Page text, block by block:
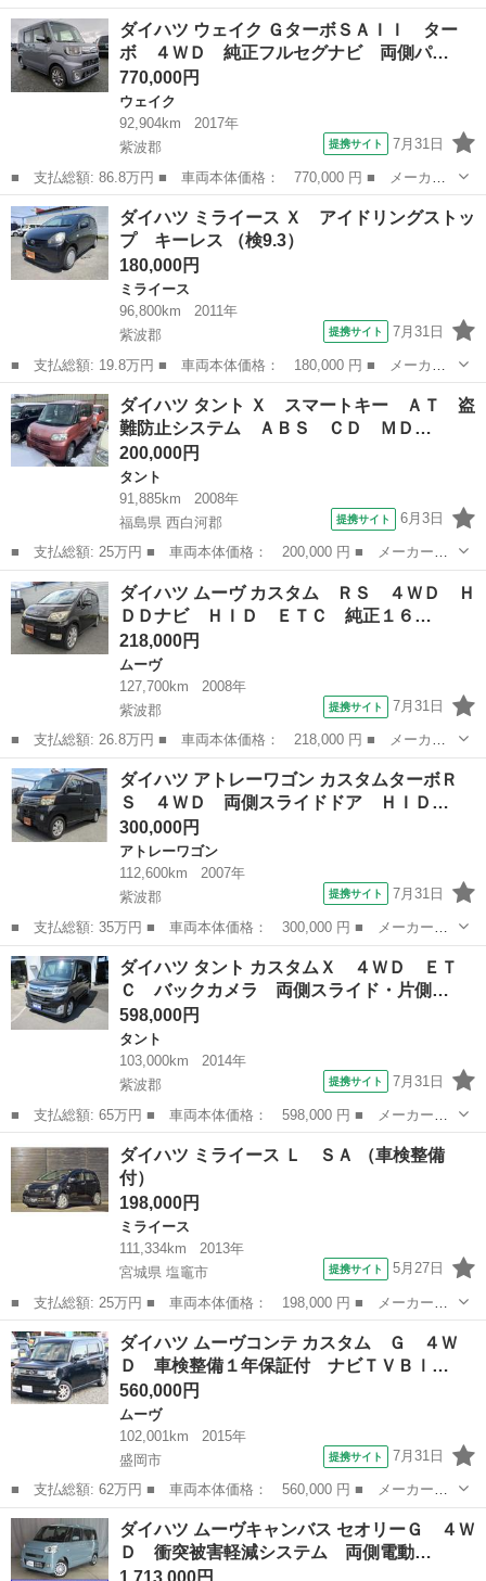
ー名： ダイハツ ■ 車種名： ハイゼットカーゴ ■ グレード
名： クルーズターボ 衝突被害軽減ブレーキ アイドリングストッ
プ パートタ...
岩手 盛岡市 ハイゼット
ダイハツ ウェイク ＧターボＳＡＩＩ ター
ボ ４ＷＤ 純正フルセグナビ 両側パ…
770,000円
ウェイク
92,904km
2017年
紫波郡
提携サイト 7月31日
■ 支払総額: 86.8万円 ■ 車両本体価格： 770,000 円 ■ メーカー
名： ダイハツ ■ 車種名： ウェイク ■ グレード名： Ｇターボ
ＳＡＩＩ ターボ ４ＷＤ 純正フルセグナビ 両側パワスラ ＥＴ
Ｃ 禁煙車 ...
岩手 紫波郡 ウェイク
ダイハツ ミライース Ｘ アイドリングストッ
プ キーレス （検9.3）
180,000円
ミライース
96,800km
2011年
紫波郡
提携サイト 7月31日
■ 支払総額: 19.8万円 ■ 車両本体価格： 180,000 円 ■ メーカー
名： ダイハツ ■ 車種名： ミライース ■ グレード名： Ｘ ア
イドリングストップ キーレス ■ 排気量： 660cc ■ ドア枚数：
5...
岩手 紫波郡 ミライース
ダイハツ タント Ｘ スマートキー ＡＴ 盗
難防止システム ＡＢＳ ＣＤ ＭＤ…
200,000円
タント
91,885km
2008年
福島県 西白河郡
提携サイト 6月3日
■ 支払総額: 25万円 ■ 車両本体価格： 200,000 円 ■ メーカー
名： ダイハツ ■ 車種名： タント ■ グレード名： Ｘ スマー
トキー ＡＴ 盗難防止システム ＡＢＳ ＣＤ ＭＤ ミュージッ
クプレイヤー接続...
福島 西白河郡
ダイハツ ムーヴ カスタム ＲＳ ４ＷＤ Ｈ
ＤＤナビ ＨＩＤ ＥＴＣ 純正１６…
218,000円
ムーヴ
127,700km
2008年
紫波郡
提携サイト 7月31日
■ 支払総額: 26.8万円 ■ 車両本体価格： 218,000 円 ■ メーカー
名： ダイハツ ■ 車種名： ムーヴ ■ グレード名： カスタム
ＲＳ ４ＷＤ ＨＤＤナビ ＨＩＤ ＥＴＣ 純正１６ＡＷ スマー
トキー ■ ...
岩手 紫波郡 ムーヴ
ダイハツ アトレーワゴン カスタムターボＲ
Ｓ ４ＷＤ 両側スライドドア ＨＩＤ…
300,000円
アトレーワゴン
112,600km
2007年
紫波郡
提携サイト 7月31日
■ 支払総額: 35万円 ■ 車両本体価格： 300,000 円 ■ メーカー
名： ダイハツ ■ 車種名： アトレーワゴン ■ グレード名： カ
スタムターボＲＳ ４ＷＤ 両側スライドドア ＨＩＤ ＥＴＣ キ
ーレス ■ 排気...
岩手 紫波郡 アトレーワゴン
ダイハツ タント カスタムＸ ４ＷＤ ＥＴ
Ｃ バックカメラ 両側スライド・片側…
598,000円
タント
103,000km
2014年
紫波郡
提携サイト 7月31日
■ 支払総額: 65万円 ■ 車両本体価格： 598,000 円 ■ メーカー
名： ダイハツ ■ 車種名： タント ■ グレード名： カスタム
Ｘ ４ＷＤ ＥＴＣ バックカメラ 両側スライド・片側電動 ナ
ビ ＴＶ 衝突被害軽...
岩手 紫波郡 タント
ダイハツ ミライース Ｌ ＳＡ （車検整備
付）
198,000円
ミライース
111,334km
2013年
宮城県 塩竈市
提携サイト 5月27日
■ 支払総額: 25万円 ■ 車両本体価格： 198,000 円 ■ メーカー
名： ダイハツ ■ 車種名： ミライース ■ グレード名： Ｌ Ｓ
Ａ ■ 排気量： 660cc ■ ドア枚数： 5D ■ ミッション： CVT ...
宮城 塩竈市 ミライース
ダイハツ ムーヴコンテ カスタム Ｇ ４Ｗ
Ｄ 車検整備１年保証付 ナビＴＶＢｌ…
560,000円
ムーヴ
102,001km
2015年
盛岡市
提携サイト 7月31日
■ 支払総額: 62万円 ■ 車両本体価格： 560,000 円 ■ メーカー
名： ダイハツ ■ 車種名： ムーヴコンテ ■ グレード名： カス
タム Ｇ ４ＷＤ 車検整備１年保証付 ナビＴＶＢｌｕｅｔｏｏｔ
ｈオーディオ Ａ...
岩手 盛岡市 ムーヴ
ダイハツ ムーヴキャンバス セオリーＧ ４Ｗ
Ｄ 衝突被害軽減システム 両側電動…